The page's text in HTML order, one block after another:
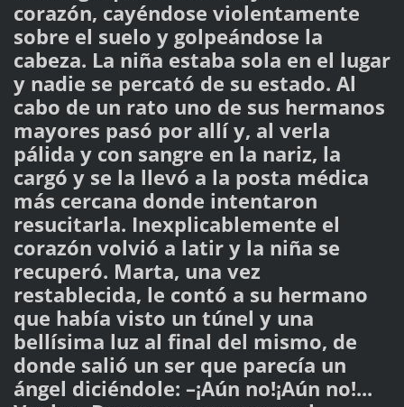
corazón, cayéndose violentamente
sobre el suelo y golpeándose la
cabeza. La niña estaba sola en el lugar
y nadie se percató de su estado. Al
cabo de un rato uno de sus hermanos
mayores pasó por allí y, al verla
pálida y con sangre en la nariz, la
cargó y se la llevó a la posta médica
más cercana donde intentaron
resucitarla. Inexplicablemente el
corazón volvió a latir y la niña se
recuperó. Marta, una vez
restablecida, le contó a su hermano
que había visto un túnel y una
bellísima luz al final del mismo, de
donde salió un ser que parecía un
ángel diciéndole: –¡Aún no!¡Aún no!...